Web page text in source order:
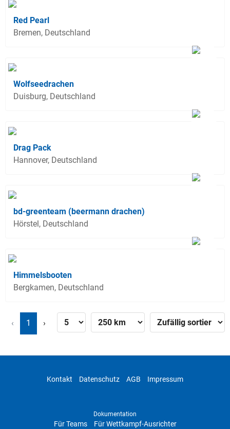
Red Pearl
Bremen, Deutschland
Wolfseedrachen
Duisburg, Deutschland
Drag Pack
Hannover, Deutschland
bd-greenteam (beermann drachen)
Hörstel, Deutschland
Himmelsbooten
Bergkamen, Deutschland
‹ 1 ›
Kontakt Datenschutz AGB Impressum
Dokumentation
Für Teams Für Wettkampf-Ausrichter